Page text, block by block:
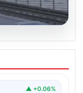
Kadının
▲ +0.06%